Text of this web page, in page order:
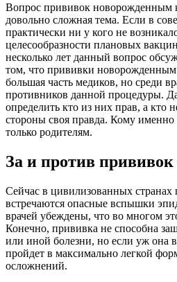
Вопрос прививок новорожденным
довольно сложная тема. Если в
практически ни у кого не
целесообразности плановых
несколько лет данный вопрос
том, что прививки
большая часть медиков, но среди
противников данной процедуры.
определить кто из них прав, а кто
стороны своя правда. Кому именно
только родителям.
За и против
Сейчас в цивилизованных странах
встречаются опасные вспышки
врачей убеждены, что во многом
Конечно, прививка не способна
или иной болезни, но если уж она
пройдет в максимально легкой
осложнений.